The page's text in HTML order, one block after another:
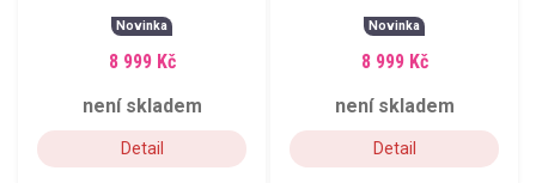
Novinka
8 999 Kč
není skladem
Detail
Novinka
8 999 Kč
není skladem
Detail